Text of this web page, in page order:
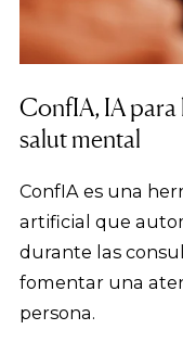
ConfIA, IA para
salut mental
ConfIA es una
artificial que
durante las
fomentar una
persona.